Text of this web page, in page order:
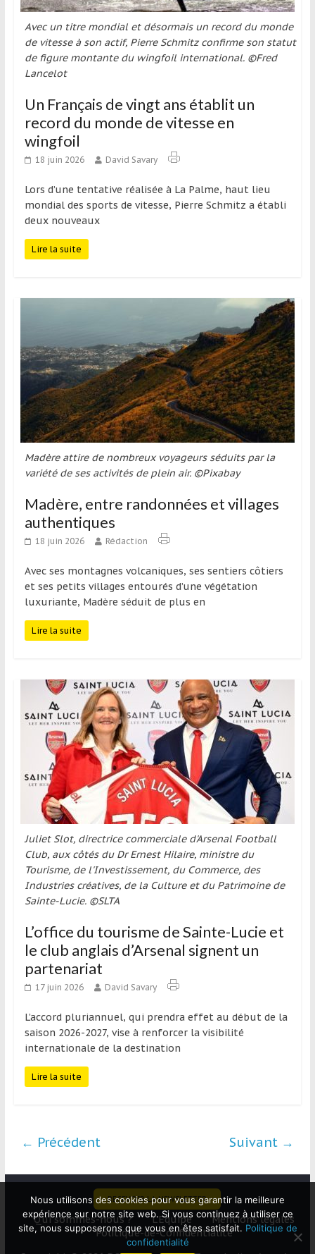
Avec un titre mondial et désormais un record du monde
de vitesse à son actif, Pierre Schmitz confirme son statut
de figure montante du wingfoil international. ©Fred
Lancelot
Un Français de vingt ans établit un
record du monde de vitesse en
wingfoil
18 juin 2026 David Savary
Lors d’une tentative réalisée à La Palme, haut lieu
mondial des sports de vitesse, Pierre Schmitz a établi
deux nouveaux
Lire la suite
Madère attire de nombreux voyageurs séduits par la
variété de ses activités de plein air. ©Pixabay
Madère, entre randonnées et villages
authentiques
18 juin 2026 Rédaction
Avec ses montagnes volcaniques, ses sentiers côtiers
et ses petits villages entourés d’une végétation
luxuriante, Madère séduit de plus en
Lire la suite
Juliet Slot, directrice commerciale d'Arsenal Football
Club, aux côtés du Dr Ernest Hilaire, ministre du
Tourisme, de l'Investissement, du Commerce, des
Industries créatives, de la Culture et du Patrimoine de
Sainte-Lucie. ©SLTA
L’office du tourisme de Sainte-Lucie et
le club anglais d’Arsenal signent un
partenariat
17 juin 2026 David Savary
L’accord pluriannuel, qui prendra effet au début de la
saison 2026-2027, vise à renforcer la visibilité
internationale de la destination
Lire la suite
← Précédent Suivant →
RECEVOIR LA NEWSLETTER
Qui sommes-nous ? L’Equipe
Mentions légales
Politique-de-Confidentialité
Nous utilisons des cookies pour vous garantir la meilleure
expérience sur notre site web. Si vous continuez à utiliser ce
site, nous supposerons que vous en êtes satisfait. Politique de
confidentialité